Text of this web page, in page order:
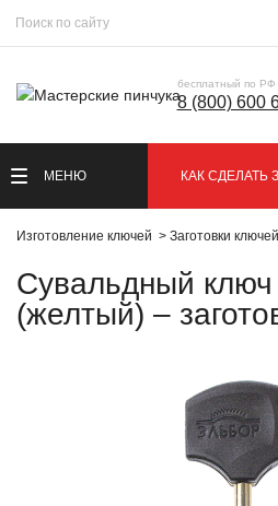
бесплатный по РФ
8 (800) 600
МЕНЮ КАК СДЕЛАТЬ
Изготовление ключей Заготовки ключей
Сувальдный
(желтый) –